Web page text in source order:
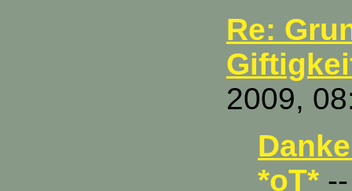
Re:
2009,
*oT*